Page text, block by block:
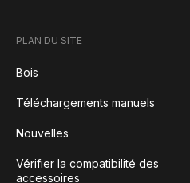
PLAN DU SITE
Bois
Téléchargements manuels
Nouvelles
Vérifier la compatibilité des
accessoires